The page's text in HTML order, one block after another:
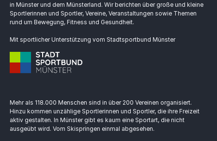
in Münster und dem Münsterland. Wir berichten über große und kleine
Sportlerinnen und Sportler, Vereine, Veranstaltungen sowie Themen
rund um Bewegung, Fitness und Gesundheit.
Mit sportlicher Unterstützung vom Stadtsportbund Münster
Mehr als 118.000 Menschen sind in über 200 Vereinen organisiert.
Hinzu kommen unzählige Sportlerinnen und Sportler, die ihre Freizeit
aktiv gestalten. In Münster gibt es kaum eine Sportart, die nicht
ausgeübt wird. Vom Skispringen einmal abgesehen.